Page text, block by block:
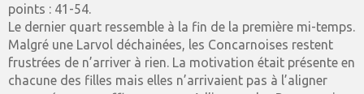
points : 41-54.
Le dernier quart ressemble à la fin de la première mi-temps.
Malgré une Larvol déchainées, les Concarnoises restent
frustrées de n’arriver à rien. La motivation était présente en
chacune des filles mais elles n’arrivaient pas à l’aligner